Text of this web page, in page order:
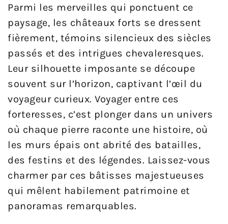
Parmi les merveilles qui ponctuent ce
paysage, les châteaux forts se dressent
fièrement, témoins silencieux des siècles
passés et des intrigues chevaleresques.
Leur silhouette imposante se découpe
souvent sur l’horizon, captivant l’œil du
voyageur curieux. Voyager entre ces
forteresses, c’est plonger dans un univers
où chaque pierre raconte une histoire, où
les murs épais ont abrité des batailles,
des festins et des légendes. Laissez-vous
charmer par ces bâtisses majestueuses
qui mêlent habilement patrimoine et
panoramas remarquables.